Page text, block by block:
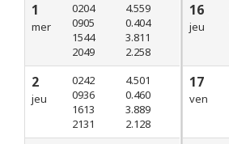
1
mer
0204
0905
1544
2049
4.559
0.404
3.811
2.258
2
jeu
0242
0936
1613
2131
4.501
0.460
3.889
2.128
16
jeu
17
ven